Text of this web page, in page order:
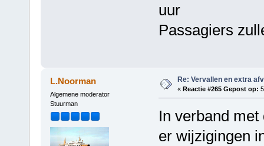
uur
Passagiers
L.Noorman
Algemene moderator
Stuurman
Re: Vervallen en extra
« Reactie #265 Gepost op:
In verband
er wijzigingen